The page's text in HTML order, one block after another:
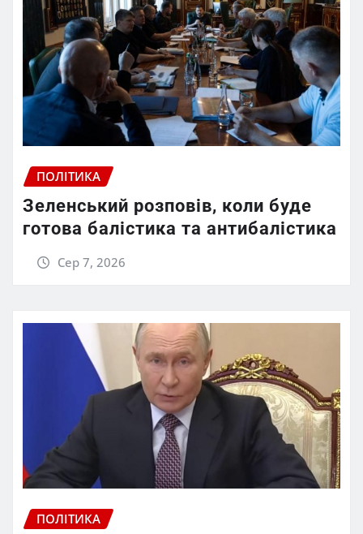
ПОЛІТИКА
Зеленський розповів, коли буде
готова балістика та антибалістика
Сер 7, 2026
ПОЛІТИКА